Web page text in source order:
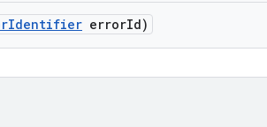
Identifier errorId)